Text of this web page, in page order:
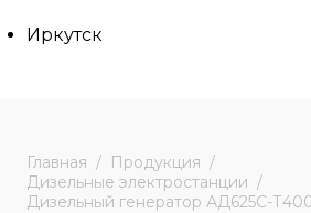
Иркутск
Главная
Продукция
Дизельные электростанции
Дизельный генератор АД625С-